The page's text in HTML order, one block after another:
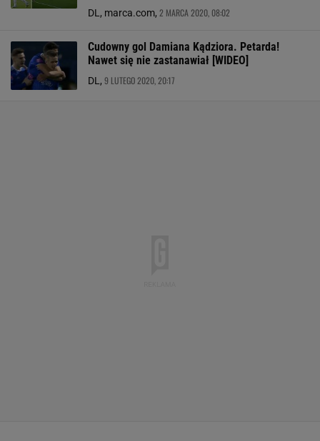
DL, marca.com, 2 MARCA 2020, 08:02
Cudowny gol Damiana Kądziora. Petarda!
Nawet się nie zastanawiał [WIDEO]
DL, 9 LUTEGO 2020, 20:17